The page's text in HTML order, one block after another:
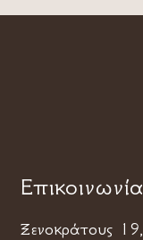
Επικοινωνία
Ξενοκράτους 19,